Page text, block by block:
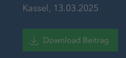
Kassel, 13.03.2025
Download Beitrag